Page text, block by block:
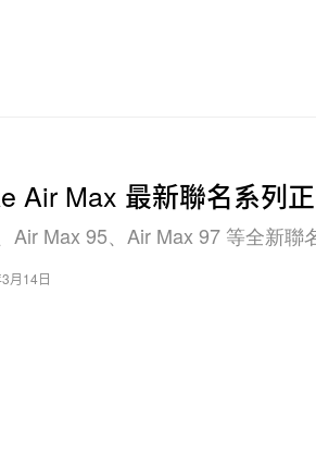
Air Max 最新聯名系列
Air Max 95、Air Max 97 等全新聯
月14日